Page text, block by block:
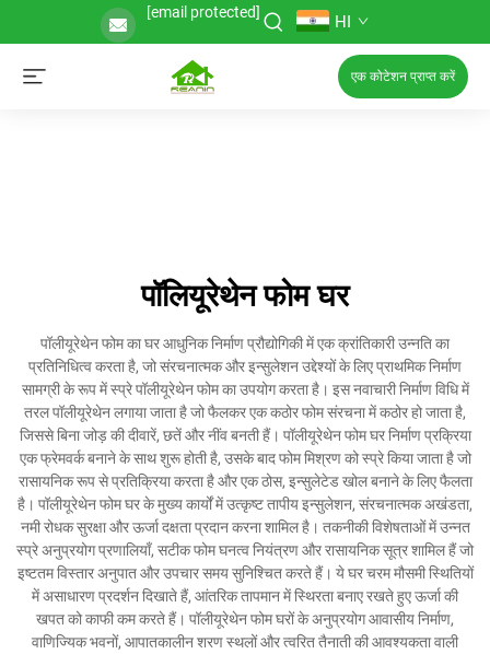
[email protected] HI
एक कोटेशन प्राप्त करें
पॉलियूरेथेन फोम घर
पॉलीयूरेथेन फोम का घर आधुनिक निर्माण प्रौद्योगिकी में एक क्रांतिकारी उन्नति का
प्रतिनिधित्व करता है, जो संरचनात्मक और इन्सुलेशन उद्देश्यों के लिए प्राथमिक निर्माण
सामग्री के रूप में स्प्रे पॉलीयूरेथेन फोम का उपयोग करता है। इस नवाचारी निर्माण विधि में
तरल पॉलीयूरेथेन लगाया जाता है जो फैलकर एक कठोर फोम संरचना में कठोर हो जाता है,
जिससे बिना जोड़ की दीवारें, छतें और नींव बनती हैं। पॉलीयूरेथेन फोम घर निर्माण प्रक्रिया
एक फ्रेमवर्क बनाने के साथ शुरू होती है, उसके बाद फोम मिश्रण को स्प्रे किया जाता है जो
रासायनिक रूप से प्रतिक्रिया करता है और एक ठोस, इन्सुलेटेड खोल बनाने के लिए फैलता
है। पॉलीयूरेथेन फोम घर के मुख्य कार्यों में उत्कृष्ट तापीय इन्सुलेशन, संरचनात्मक अखंडता,
नमी रोधक सुरक्षा और ऊर्जा दक्षता प्रदान करना शामिल है। तकनीकी विशेषताओं में उन्नत
स्प्रे अनुप्रयोग प्रणालियाँ, सटीक फोम घनत्व नियंत्रण और रासायनिक सूत्र शामिल हैं जो
इष्टतम विस्तार अनुपात और उपचार समय सुनिश्चित करते हैं। ये घर चरम मौसमी स्थितियों
में असाधारण प्रदर्शन दिखाते हैं, आंतरिक तापमान में स्थिरता बनाए रखते हुए ऊर्जा की
खपत को काफी कम करते हैं। पॉलीयूरेथेन फोम घरों के अनुप्रयोग आवासीय निर्माण,
वाणिज्यिक भवनों, आपातकालीन शरण स्थलों और त्वरित तैनाती की आवश्यकता वाली